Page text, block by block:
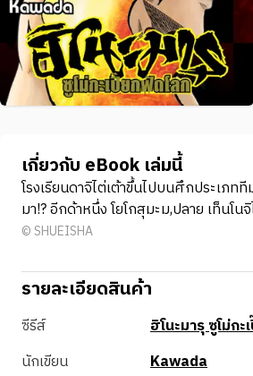
เกี่ยวกับ eBook เล่มนี้
โรงเรียนดาจิไต่เต้าขึ้นไปบนศึกประเภท
มา!? อีกด้าหนึ่ง โยโกสุมะม,ปลาย เท็นโ
© SHUEISHA
รายละเอียดสินค้า
ซีรีส์
ฮิโนะมารุ ซูโม่ก
นักเขียน
Kawada